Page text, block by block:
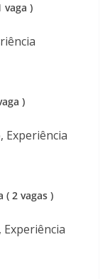
vaga )
)
Experiência
( 2 vagas )